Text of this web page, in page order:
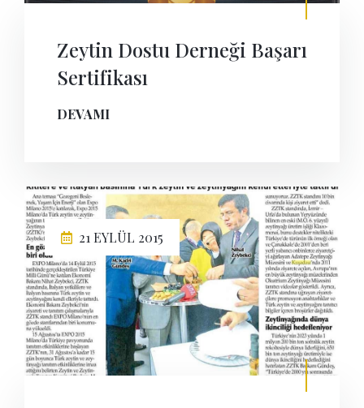
Zeytin Dostu Derneği Başarı
Sertifikası
DEVAMI
21 EYLÜL 2015